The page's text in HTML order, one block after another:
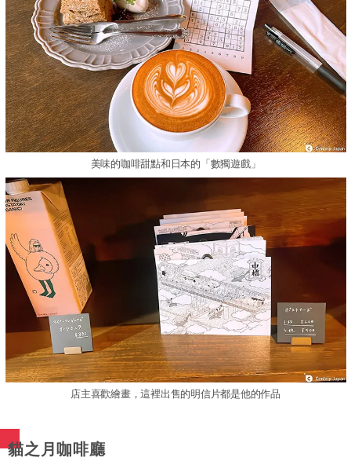
美味的咖啡甜點和日本的「數獨遊戲」
店主喜歡繪畫，這裡出售的明信片都是他的作品
貓之月咖啡廳